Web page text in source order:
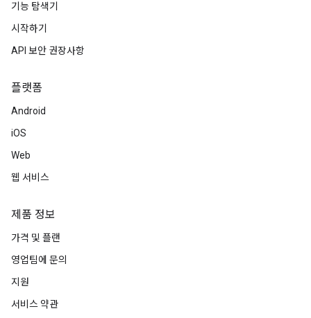
기능 탐색기
시작하기
API 보안 권장사항
플랫폼
Android
iOS
Web
웹 서비스
제품 정보
가격 및 플랜
영업팀에 문의
지원
서비스 약관